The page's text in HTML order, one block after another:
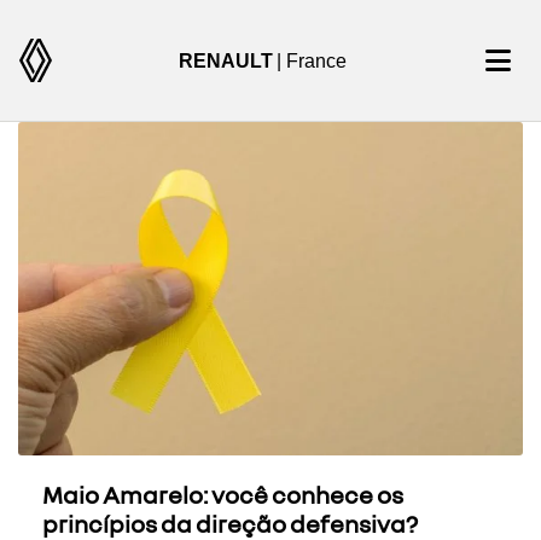
RENAULT | France
Maio Amarelo: você conhece os
princípios da direção defensiva?